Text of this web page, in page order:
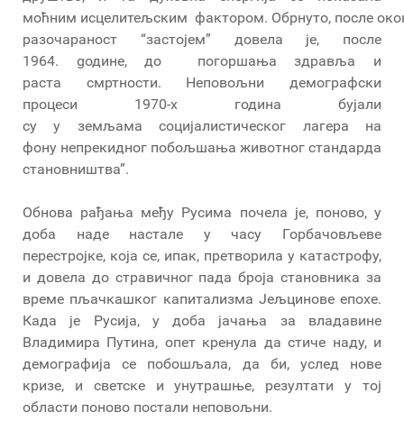
моћним исцелитељским фактором. Обрнуто, после
разочараност “застојем” довела је, после
1964. gодине, до погоршања здравља и
раста смртности. Неповољни демографски
процеси 1970-х година бујали
су у земљама социјалистическог лагера на
фону непрекидног побољшања животног стандарда
становништва”.
Обнова рађања међу Русима почела је, поново, у
доба наде настале у часу Горбачовљеве
перестројке, која се, ипак, претворила у катастрофу,
и довела до стравичног пада броја становника за
време пљачкашког капитализма Јељцинове епохе.
Када је Русија, у доба јачања за владавине
Владимира Путина, опет кренула да стиче наду, и
демографија се побошљала, да би, услед нове
кризе, и светске и унутрашње, резултати у тој
области поново постали неповољни.